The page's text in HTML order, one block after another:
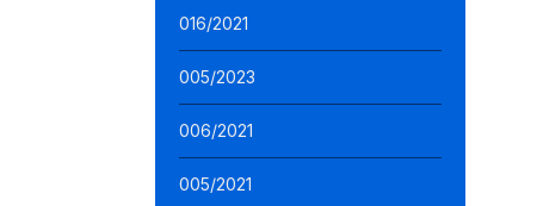
016/2021
005/2023
006/2021
005/2021